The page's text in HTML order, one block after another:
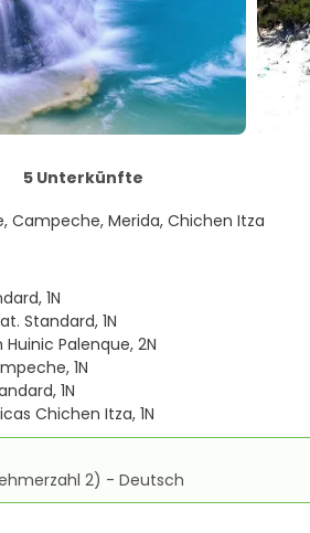
5 Unterkünfte
Campeche, Merida, Chichen Itza
1N
Standard, 1N
Palenque, 2N
1N
1N
Chichen Itza, 1N
2) - Deutsch